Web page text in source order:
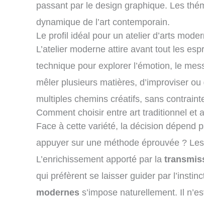
passant par le design graphique. Les
dynamique de l’art contemporain.
Le profil idéal pour un atelier d’arts
L’atelier moderne attire avant tout les
technique pour explorer l’émotion, le
mêler plusieurs matières, d’improviser
multiples chemins créatifs, sans
Comment choisir entre art traditionnel et
Face à cette variété, la décision dépend
appuyer sur une méthode éprouvée ? Les
L’enrichissement apporté par la
qui préfèrent se laisser guider par
modernes s’impose naturellement. Il